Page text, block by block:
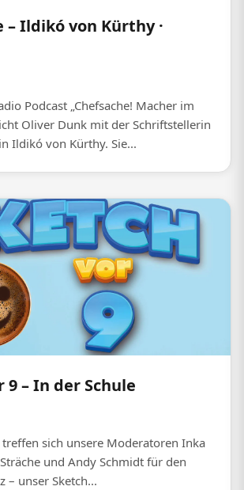
– Ildikó von Kürthy ·
Podcast „Chefsache! Macher im
Oliver Dunk mit der Schriftstellerin
Ildikó von Kürthy. Sie...
9 – In der Schule
treffen sich unsere Moderatoren Inka
und Andy Schmidt für den
– unser Sketch...